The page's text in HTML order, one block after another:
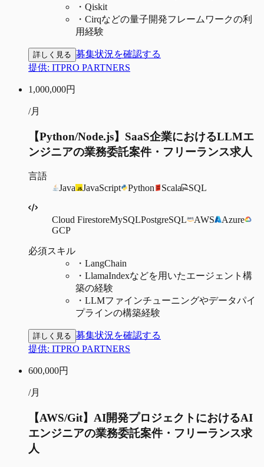
・ Qiskit
・ Cirqなどの量子開発フレームワークの利
用経験
詳しく見る 募集状況を確認する
提供: ITPRO PARTNERS
1,000,000円
/月
【Python/Node.js】SaaS企業におけるLLMエ
ンジニアの業務委託案件・フリーランス求人
言語
Java
JavaScript Python Scala SQL
Cloud FirestoreMySQLPostgreSQL AWS
Azure
GCP
必須スキル
・ LangChain
・ LlamaIndexなどを用いたエージェント構
築の経験
・ LLMファインチューニングやデータパイ
プラインの構築経験
詳しく見る 募集状況を確認する
提供: ITPRO PARTNERS
600,000円
/月
【AWS/Git】AI開発プロジェクトにおけるAI
エンジニアの業務委託案件・フリーランス求
人